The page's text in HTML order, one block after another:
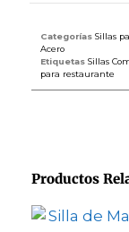
Categorías Sillas
Acero
Etiquetas Sillas
para restaurante
Productos